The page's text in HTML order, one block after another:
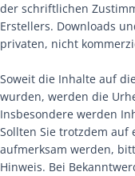
der schriftlichen
Erstellers. Downloads
privaten, nicht
Soweit die Inhalte auf
wurden, werden die
Insbesondere werden
Sollten Sie trotzdem
aufmerksam werden,
Hinweis. Bei